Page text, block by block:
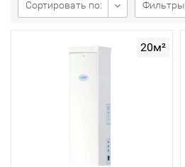
Сортировать по: Фильтры
20м²